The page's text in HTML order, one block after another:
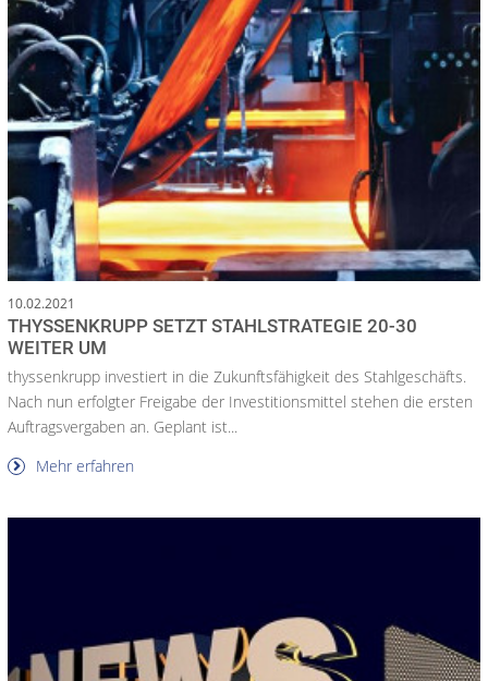
10.02.2021
THYSSENKRUPP SETZT STAHLSTRATEGIE 20-30
WEITER UM
thyssenkrupp investiert in die Zukunftsfähigkeit des Stahlgeschäfts.
Nach nun erfolgter Freigabe der Investitionsmittel stehen die ersten
Auftragsvergaben an. Geplant ist...
Mehr erfahren